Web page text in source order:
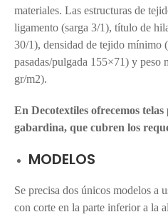
materiales. Las estructuras de
ligamento (sarga 3/1), título de
30/1), densidad de tejido mínimo
pasadas/pulgada 155×71) y peso
gr/m2).
En Decotextiles ofrecemos
gabardina, que cubren los
MODELOS
Se precisa dos únicos modelos a
con corte en la parte inferior a la